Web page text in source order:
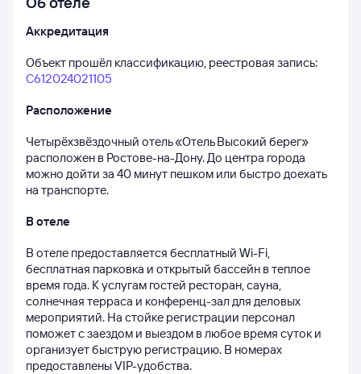
Аккредитация
С612024021105
Расположение
Четырёхзвёздочный отель «Отель Высокий берег»
расположен в Ростове-на-Дону. До центра города
можно дойти за 40 минут пешком или быстро доехать
на транспорте.
В отеле
В отеле предоставляется бесплатный Wi-Fi,
бесплатная парковка и открытый бассейн в теплое
время года. К услугам гостей ресторан, сауна,
солнечная терраса и конференц-зал для деловых
мероприятий. На стойке регистрации персонал
поможет с заездом и выездом в любое время суток и
организует быструю регистрацию. В номерах
предоставлены VIP-удобства.